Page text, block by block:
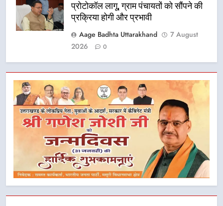
प्रोटोकॉल लागू, ग्राम पंचायतों को सौंपने की
प्रक्रिया होगी और प्रभावी
Aage Badhta Uttarakhand
7 August
2026
0
5